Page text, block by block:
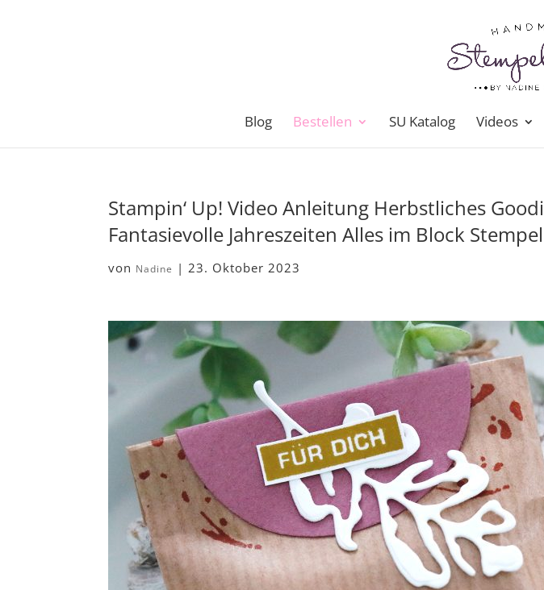
Blog Bestellen SU Katalog Videos
Stampin‘ Up! Video Anleitung Herbstliches
Fantasievolle Jahreszeiten Alles im Block
von Nadine |23. Oktober 2023